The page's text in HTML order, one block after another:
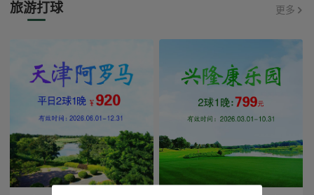
旅游打球 更多